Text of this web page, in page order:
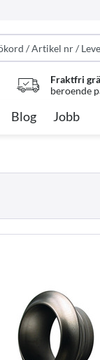
Fraktfri
beroende
Blog Jobb